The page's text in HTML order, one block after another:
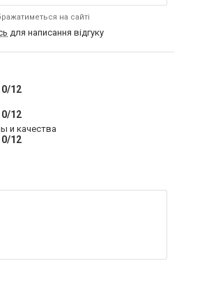
на сайті
для написання відгуку
0/12
0/12
и качества
0/12